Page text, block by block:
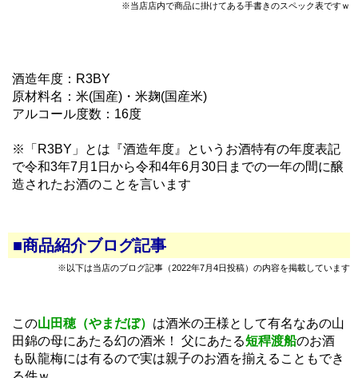
※当店店内で商品に掛けてある手書きのスペック表ですｗ
酒造年度：R3BY
原材料名：米(国産)・米麹(国産米)
アルコール度数：16度
※「R3BY」とは『酒造年度』というお酒特有の年度表記
で令和3年7月1日から令和4年6月30日までの一年の間に醸
造されたお酒のことを言います
■商品紹介ブログ記事
※以下は当店のブログ記事（2022年7月4日投稿）の内容を掲載しています
この山田穂（やまだぼ） は酒米の王様として有名なあの山
田錦の母にあたる幻の酒米！ 父にあたる短稈渡船のお酒
も臥龍梅には有るので実は親子のお酒を揃えることもでき